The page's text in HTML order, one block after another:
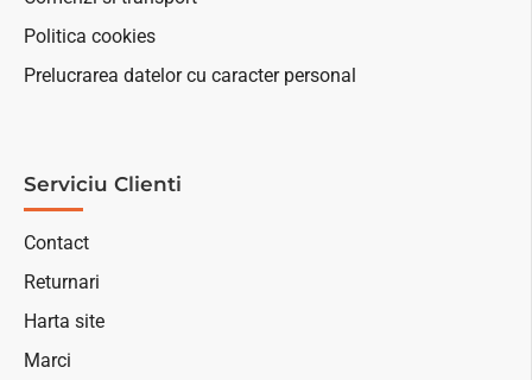
Politica cookies
Prelucrarea datelor cu caracter personal
Serviciu Clienti
Contact
Returnari
Harta site
Marci